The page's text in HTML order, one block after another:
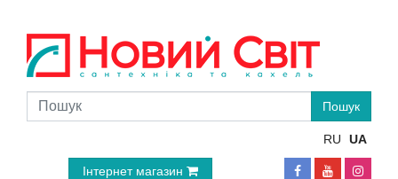
RU UA
Інтернет магазин